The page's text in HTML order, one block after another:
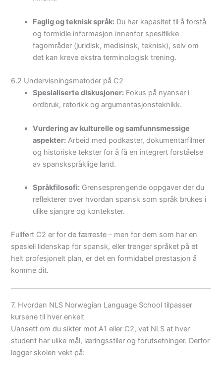
Faglig og teknisk språk: Du har kapasitet til å forstå
og formidle informasjon innenfor spesifikke
fagområder (juridisk, medisinsk, teknisk), selv om
det kan kreve ekstra terminologisk trening.
6.2 Undervisningsmetoder på C2
Spesialiserte diskusjoner: Fokus på nyanser i
ordbruk, retorikk og argumentasjonsteknikk.
Vurdering av kulturelle og samfunnsmessige
aspekter: Arbeid med podkaster, dokumentarfilmer
og historiske tekster for å få en integrert forståelse
av spanskspråklige land.
Språkfilosofi: Grensesprengende oppgaver der du
reflekterer over hvordan spansk som språk brukes i
ulike sjangre og kontekster.
Fullført C2 er for de færreste – men for dem som har en
spesiell lidenskap for spansk, eller trenger språket på et
helt profesjonelt plan, er det en formidabel prestasjon å
komme dit.
7. Hvordan NLS Norwegian Language School tilpasser
kursene til hver enkelt
Uansett om du sikter mot A1 eller C2, vet NLS at hver
student har ulike mål, læringsstiler og forutsetninger. Derfor
legger skolen vekt på: